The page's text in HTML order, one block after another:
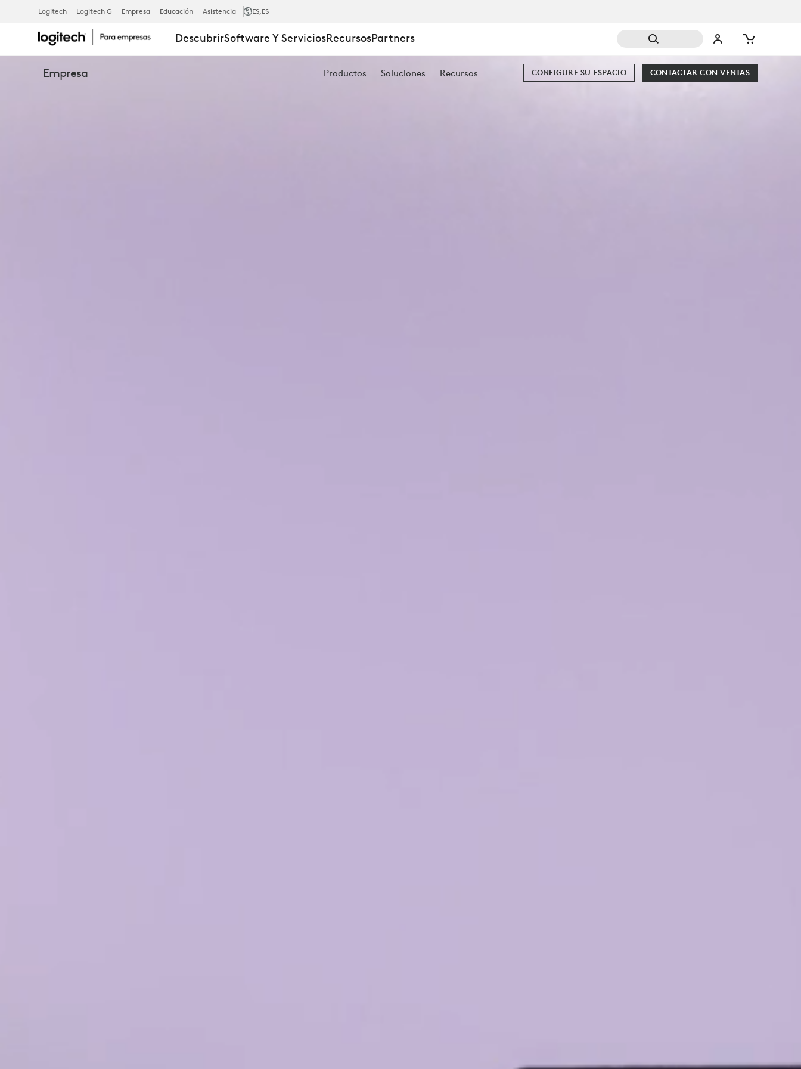
LOGITECH
TAP
Logitech Logitech G Empresa Educación Asistencia ES,ES
DescubrirSoftware Y ServiciosRecursosPartners
Empresa Productos Soluciones Recursos CONTACTAR CON VENTAS
CONFIGURE SU ESPACIO